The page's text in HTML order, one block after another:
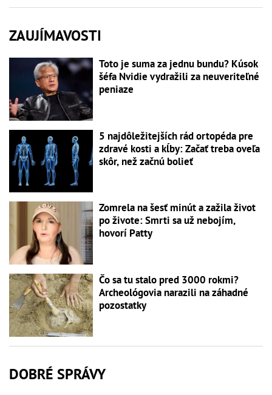
ZAUJÍMAVOSTI
Toto je suma za jednu bundu? Kúsok
šéfa Nvidie vydražili za neuveriteľné
peniaze
5 najdôležitejších rád ortopéda pre
zdravé kosti a kĺby: Začať treba oveľa
skôr, než začnú bolieť
Zomrela na šesť minút a zažila život
po živote: Smrti sa už nebojím,
hovorí Patty
Čo sa tu stalo pred 3000 rokmi?
Archeológovia narazili na záhadné
pozostatky
DOBRÉ SPRÁVY